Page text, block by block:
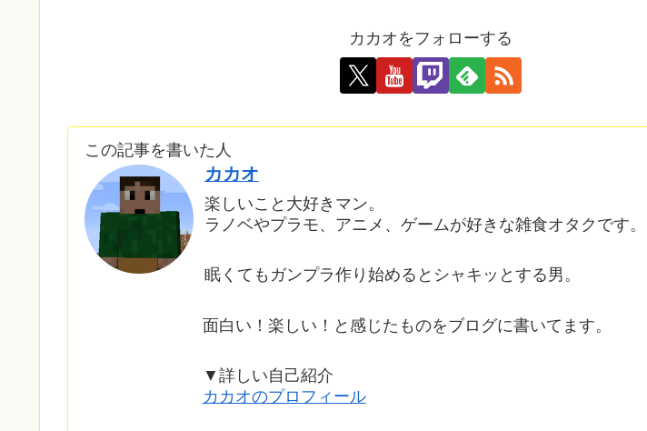
カカオをフォローする
この記事を書いた人
カカオ
楽しいこと大好きマン。
ラノベやプラモ、アニメ、ゲームが好きな雑食オタクです。
眠くてもガンプラ作り始めるとシャキッとする男。
面白い！楽しい！と感じたものをブログに書いてます。
▼詳しい自己紹介
カカオのプロフィール